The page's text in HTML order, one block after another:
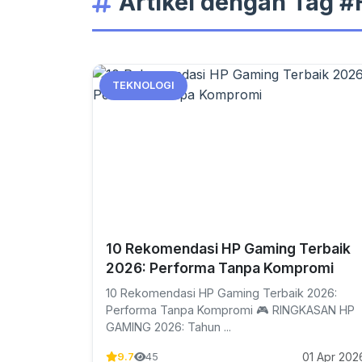
TEKNOLOGI
10 Rekomendasi HP Gaming Terbaik
2026: Performa Tanpa Kompromi
10 Rekomendasi HP Gaming Terbaik 2026:
Performa Tanpa Kompromi 🎮 RINGKASAN HP
GAMING 2026: Tahun ...
9.7 45 01 Apr